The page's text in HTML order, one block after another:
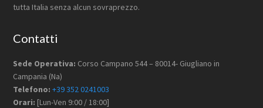
tutta Italia senza alcun sovraprezzo.
Contatti
Sede Operativa: Corso Campano 544 – 80014- Giugliano in
Campania (Na)
Telefono: +39 352 0241003
Orari: [Lun-Ven 9:00 / 18:00]